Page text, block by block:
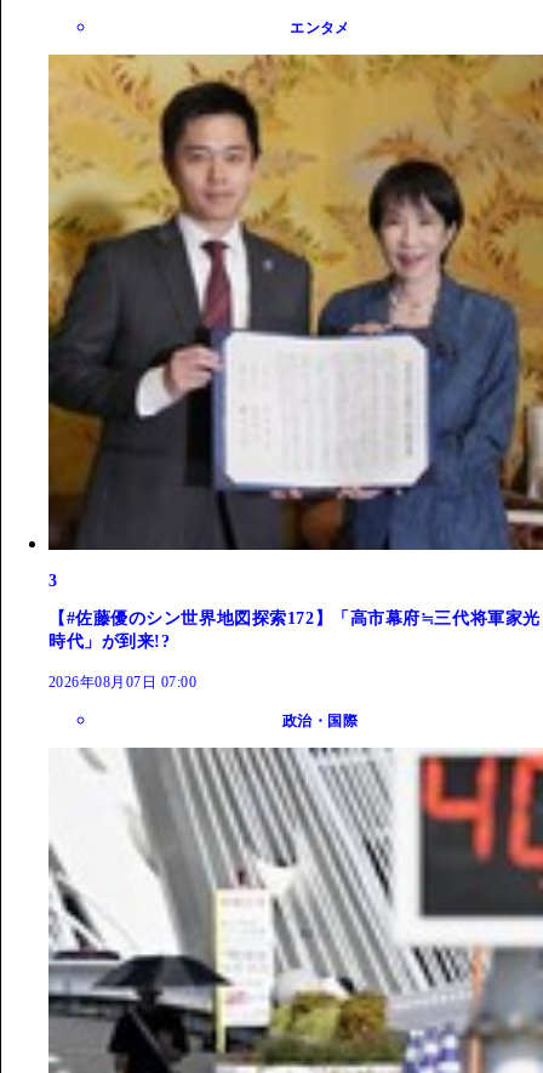
エンタメ
3
【#佐藤優のシン世界地図探索172】「高市幕府≒三代将軍家光
時代」が到来!?
2026年08月07日 07:00
政治・国際